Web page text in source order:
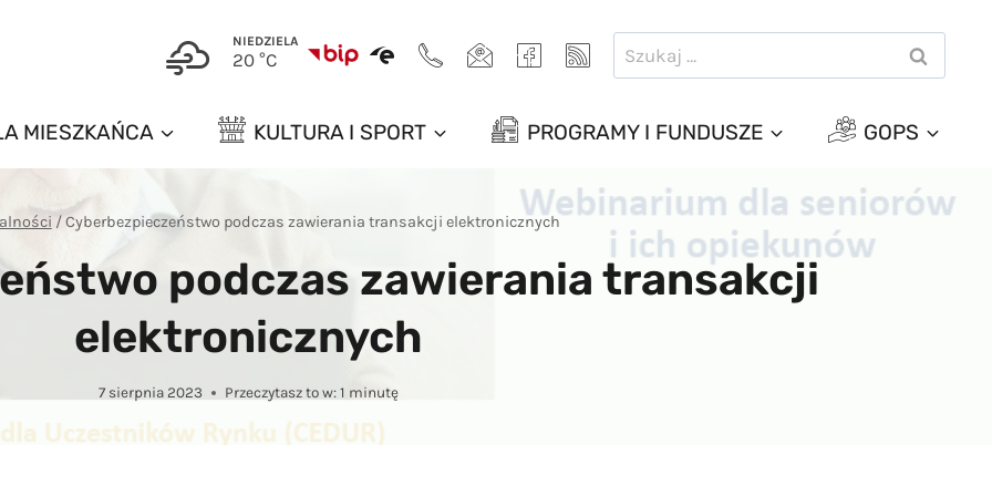
NIEDZIELA
20 °C
Szukaj:
MIESZKAŃCA KULTURA I SPORT PROGRAMY I FUNDUSZE GOPS
/Cyberbezpieczeństwo podczas zawierania transakcji elektronicznych
podczas zawierania transakcji
elektronicznych
7 sierpnia 2023 Przeczytasz to w:1 minutę